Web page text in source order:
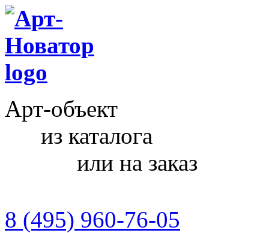
Арт-объект
из каталога
или на заказ
8 (495) 960-76-05